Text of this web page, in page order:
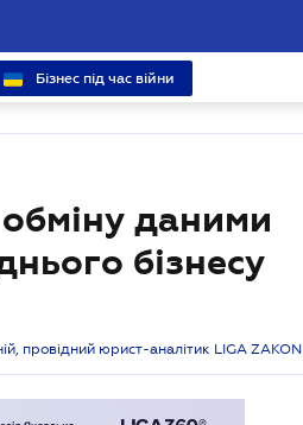
Бізнес під час війни
даними
бізнесу
провідний юрист-аналітик LIGA ZAKON